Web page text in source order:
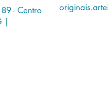
- Centro
|